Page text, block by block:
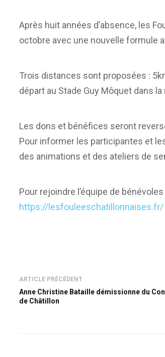
Après huit années d’absence, les
octobre avec une nouvelle formule
Trois distances sont proposées :
départ au Stade Guy Môquet dans la
Les dons et bénéfices seront
Pour informer les participantes et
des animations et des ateliers de
Pour rejoindre l’équipe de
https://lesfouleeschatillonnaises.fr/
ARTICLE PRÉCÉDENT
Anne Christine Bataille démissionne du
de Châtillon